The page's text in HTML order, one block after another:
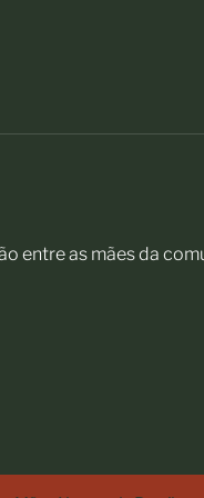
entre as mães da